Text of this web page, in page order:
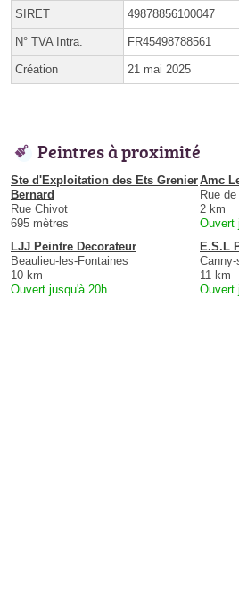
SIRET 49878856100047
N° TVA Intra. FR45498788561
Création 21 mai 2025
Peintres à proximité
Ste d'Exploitation des Ets Grenier
Bernard
Rue Chivot
695 mètres
Amc
Rue
2 km
Ouvert
LJJ Peintre Decorateur
Beaulieu-les-Fontaines
10 km
Ouvert jusqu'à 20h
E.S.L
11 km
Ouvert